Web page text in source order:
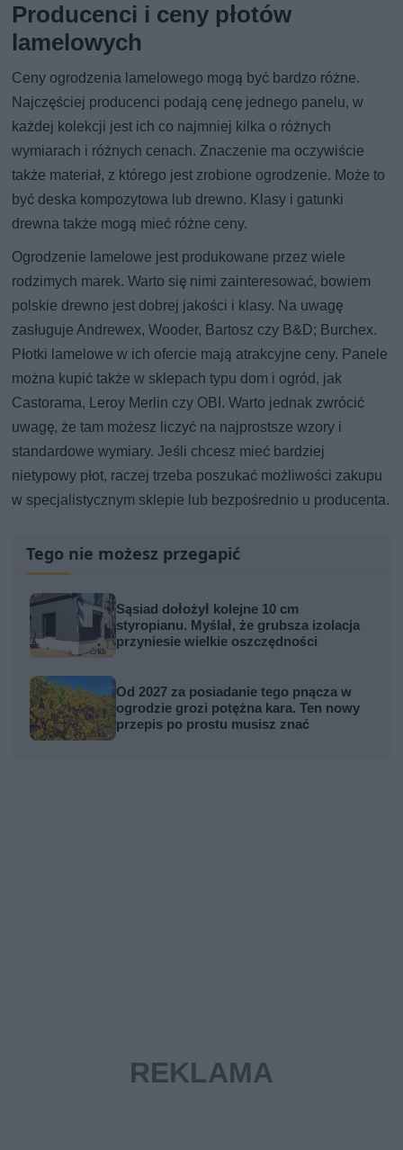
Producenci i ceny płotów
lamelowych
Ceny ogrodzenia lamelowego mogą być bardzo różne.
Najczęściej producenci podają cenę jednego panelu, w
każdej kolekcji jest ich co najmniej kilka o różnych
wymiarach i różnych cenach. Znaczenie ma oczywiście
także materiał, z którego jest zrobione ogrodzenie. Może to
być deska kompozytowa lub drewno. Klasy i gatunki
drewna także mogą mieć różne ceny.
Ogrodzenie lamelowe jest produkowane przez wiele
rodzimych marek. Warto się nimi zainteresować, bowiem
polskie drewno jest dobrej jakości i klasy. Na uwagę
zasługuje Andrewex, Wooder, Bartosz czy B&D; Burchex.
Płotki lamelowe w ich ofercie mają atrakcyjne ceny. Panele
można kupić także w sklepach typu dom i ogród, jak
Castorama, Leroy Merlin czy OBI. Warto jednak zwrócić
uwagę, że tam możesz liczyć na najprostsze wzory i
standardowe wymiary. Jeśli chcesz mieć bardziej
nietypowy płot, raczej trzeba poszukać możliwości zakupu
w specjalistycznym sklepie lub bezpośrednio u producenta.
Tego nie możesz przegapić
Sąsiad dołożył kolejne 10 cm
styropianu. Myślał, że grubsza izolacja
przyniesie wielkie oszczędności
Od 2027 za posiadanie tego pnącza w
ogrodzie grozi potężna kara. Ten nowy
przepis po prostu musisz znać